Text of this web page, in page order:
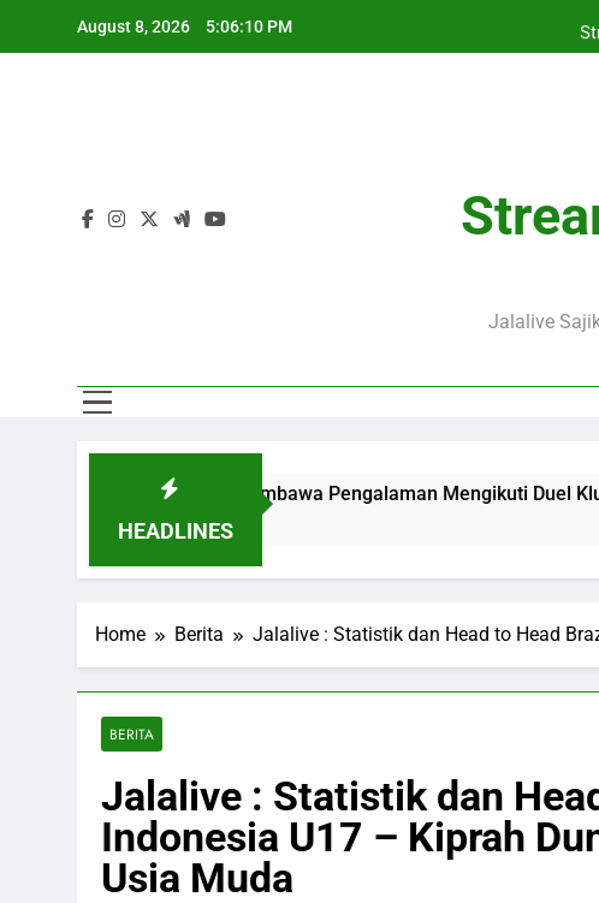
August 8, 2026 5:06:12 PM
Jalalive
HEADLINES
WIB Membawa Pengalaman Mengikuti Duel Klub Eropa Yang
Home Berita Jalalive : Statistik dan Head to Head
BERITA
Jalalive : Statistik dan
Indonesia U17 – Kiprah
Usia Muda